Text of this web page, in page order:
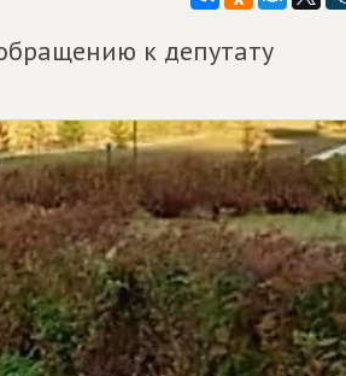
к депутату